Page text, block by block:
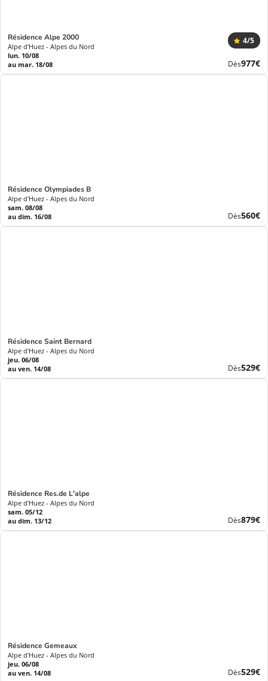
Résidence Alpe 2000
Alpe d'Huez - Alpes du Nord
4/5
lun. 10/08
au mar. 18/08
Dès
prix
977€
Résidence Olympiades B
Alpe d'Huez - Alpes du Nord
sam. 08/08
au dim. 16/08
Dès
prix
560€
Résidence Saint Bernard
Alpe d'Huez - Alpes du Nord
jeu. 06/08
au ven. 14/08
Dès
prix
529€
Résidence Res.de L'alpe
Alpe d'Huez - Alpes du Nord
sam. 05/12
au dim. 13/12
Dès
prix
879€
Résidence Gemeaux
Alpe d'Huez - Alpes du Nord
jeu. 06/08
au ven. 14/08
Dès529€